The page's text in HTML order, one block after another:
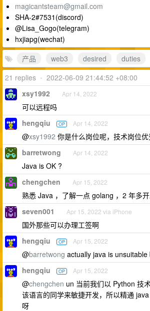
magicantsteam@gmail.com
SHA-2#7531(discord)
@Lisa_Gogo(telegram)
hxjiapg(wechat)
产品
web3 desired
duties
21 replies • 2022-06-09 21:44:52 +08:00
xsy1992 Apr 14, 2022
可以远程吗
hengqiu OP Apr 14, 2022
@xsy1992 你是什么岗位呢，技术岗位
barretwong Apr 14, 2022
Java is OK ?
chengchen Apr 15, 2022
熟悉 Java ，了解一点 golang ，2 年多
seven001 Apr 15, 2022 via iPhone
国外那些可以办理工签啊
hengqiu OP Apr 15, 2022
@barretwong actually java is
hengqiu OP Apr 15, 2022
@chengchen un 当前我们以 Python 技
该语言的同学来敏捷开发，所以精通
呀